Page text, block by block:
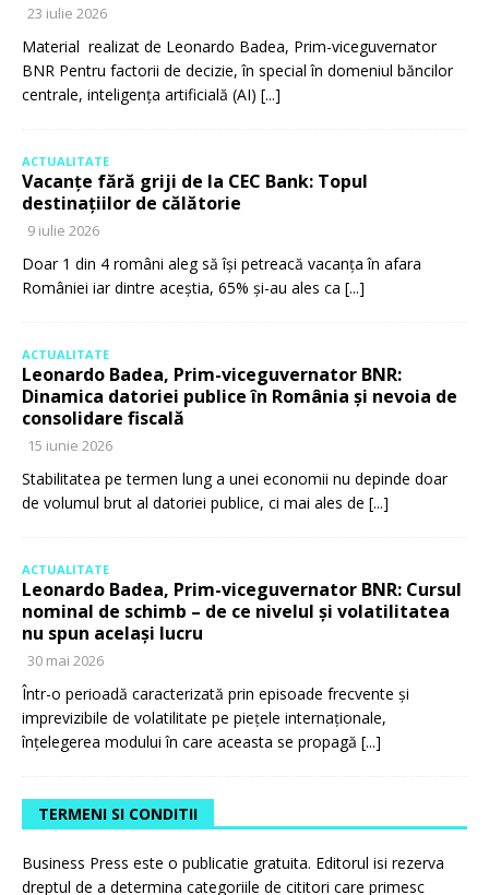
23 iulie 2026
Material realizat de Leonardo Badea, Prim-viceguvernator
BNR Pentru factorii de decizie, în special în domeniul băncilor
centrale, inteligența artificială (AI) [...]
ACTUALITATE
Vacanțe fără griji de la CEC Bank: Topul
destinațiilor de călătorie
9 iulie 2026
Doar 1 din 4 români aleg să își petreacă vacanța în afara
României iar dintre aceștia, 65% și-au ales ca [...]
ACTUALITATE
Leonardo Badea, Prim-viceguvernator BNR:
Dinamica datoriei publice în România și nevoia de
consolidare fiscală
15 iunie 2026
Stabilitatea pe termen lung a unei economii nu depinde doar
de volumul brut al datoriei publice, ci mai ales de [...]
ACTUALITATE
Leonardo Badea, Prim-viceguvernator BNR: Cursul
nominal de schimb – de ce nivelul și volatilitatea
nu spun același lucru
30 mai 2026
Într-o perioadă caracterizată prin episoade frecvente și
imprevizibile de volatilitate pe piețele internaționale,
înțelegerea modului în care aceasta se propagă [...]
TERMENI SI CONDITII
Business Press este o publicatie gratuita. Editorul isi rezerva
dreptul de a determina categoriile de cititori care primesc